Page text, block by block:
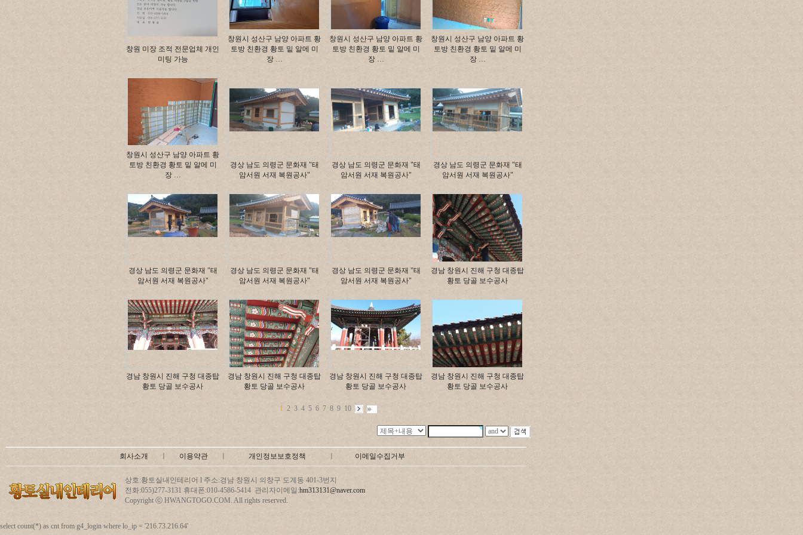
창원 미장 조적 전문업체 개인
미팅 가능
창원시 성산구 남양 아파트 황
토방 친환경 황토 밑 알메 미
장 …
창원시 성산구 남양 아파트 황
토방 친환경 황토 밑 알메 미
장 …
창원시 성산구 남양 아파트 황
토방 친환경 황토 밑 알메 미
장 …
창원시 성산구 남양 아파트 황
토방 친환경 황토 밑 알메 미
장 …
경상 남도 의령군 문화재 "태
암서원 서재 복원공사"
경상 남도 의령군 문화재 "태
암서원 서재 복원공사"
경상 남도 의령군 문화재 "태
암서원 서재 복원공사"
경상 남도 의령군 문화재 "태
암서원 서재 복원공사"
경상 남도 의령군 문화재 "태
암서원 서재 복원공사"
경상 남도 의령군 문화재 "태
암서원 서재 복원공사"
경남 창원시 진해 구청 대종탑
황토 당골 보수공사
경남 창원시 진해 구청 대종탑
황토 당골 보수공사
경남 창원시 진해 구청 대종탑
황토 당골 보수공사
경남 창원시 진해 구청 대종탑
황토 당골 보수공사
경남 창원시 진해 구청 대종탑
황토 당골 보수공사
1 2 3 4 5 6 7 8 9 10
회사소개 이용약관 개인정보보호정책 이메일수집거부
상호:황토실내인테리어 l 주소:경남 창원시 의창구 도계동 401-3번지
전화:055)277-3131 휴대폰:010-4586-5414 관리자이메일:hm313131@naver.com
Copyright ⓒ HWANGTOGO.COM. All rights reserved.
select count(*) as cnt from g4_login where lo_ip = '216.73.216.64'